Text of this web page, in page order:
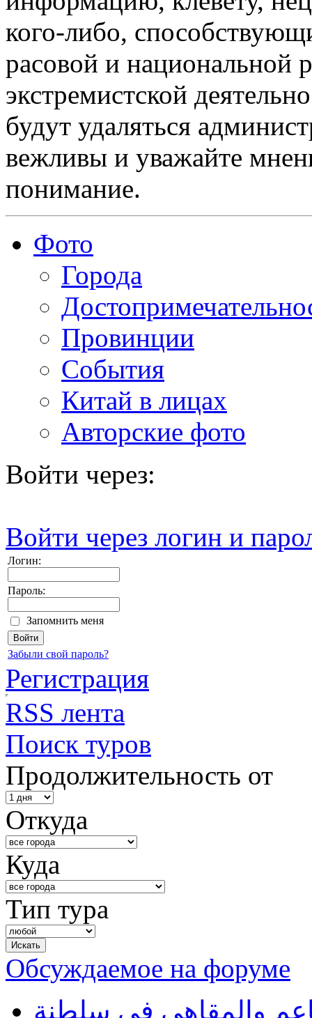
кого-либо,
расовой и национальной
экстремистской
будут удаляться
вежливы и уважайте
понимание.
Фото
Города
Провинции
События
Китай в лицах
Авторские фото
Войти через:
Войти через логин и
Логин:
Пароль:
Запомнить меня
Забыли свой пароль?
Регистрация
RSS лента
Поиск туров
Продолжительность от
Откуда
Куда
Тип тура
Обсуждаемое на форуме
والمقاهي في سلطنة